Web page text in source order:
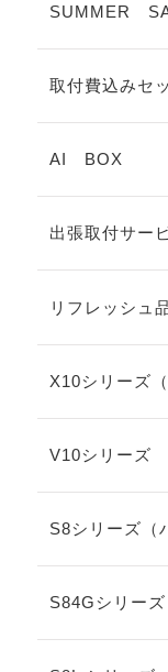
SUMMER
取付費込みセ
AI BOX
出張取付サー
リフレッシュ
X10シリーズ
V10シリーズ
S8シリーズ（
S84Gシリーズ